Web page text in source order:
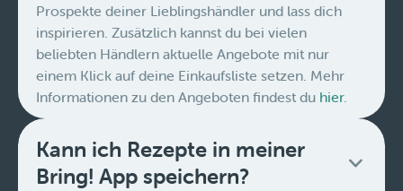
Prospekte deiner Lieblingshändler und lass dich
inspirieren. Zusätzlich kannst du bei vielen
beliebten Händlern aktuelle Angebote mit nur
einem Klick auf deine Einkaufsliste setzen. Mehr
Informationen zu den Angeboten findest du hier.
Kann ich Rezepte in meiner
Bring! App speichern?